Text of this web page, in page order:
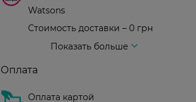
Watsons
Стоимость доставки – 0 грн
Показать больше
Оплата
Оплата картой